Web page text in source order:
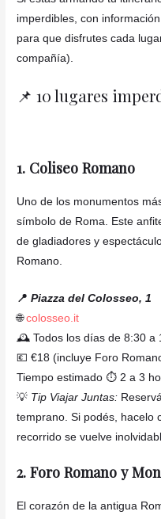
imperdibles, con
para que disfrutes cada
compañía).
📌 10 lugares
1. Coliseo Romano
Uno de los monumentos
símbolo de Roma. Este
de gladiadores y
Romano.
📍Piazza del Colosseo, 1
🌐colosseo.it
🕰️ Todos los días de 8:30 a
💶 €18 (incluye Foro
Tiempo estimado ⏱️ 2 a 3
💡 Tip Viajar Juntas:
temprano. Si podés, hacelo
recorrido se vuelve
2. Foro Romano y
El corazón de la antigua